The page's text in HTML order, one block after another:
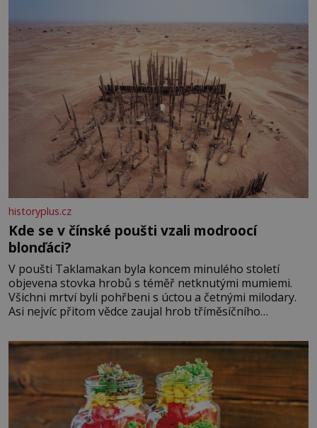
historyplus.cz
Kde se v čínské poušti vzali modroocí
blonďáci?
V poušti Taklamakan byla koncem minulého století
objevena stovka hrobů s téměř netknutými mumiemi.
Všichni mrtví byli pohřbeni s úctou a četnými milodary.
Asi nejvíc přitom vědce zaujal hrob tříměsíčního
blonďaté vlásky. Fakt, že jsou těla dávných lidí nesmírně
dobře zachovalá, přičítají odborníci zdejším klimatickým
podmínkám. Sucho, prosolené písky a extrémně